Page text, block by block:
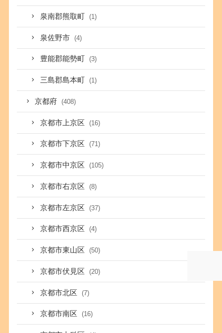
泉南郡熊取町 (1)
泉佐野市 (4)
豊能郡能勢町 (3)
三島郡島本町 (1)
京都府 (408)
京都市上京区 (16)
京都市下京区 (71)
京都市中京区 (105)
京都市右京区 (8)
京都市左京区 (37)
京都市西京区 (4)
京都市東山区 (50)
京都市伏見区 (20)
京都市北区 (7)
京都市南区 (16)